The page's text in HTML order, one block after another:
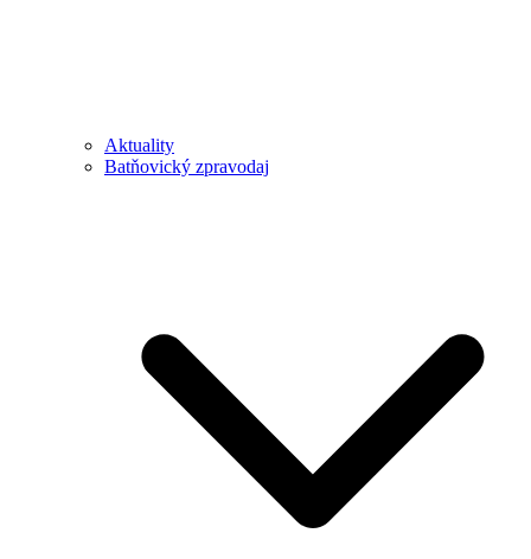
Aktuality
Batňovický zpravodaj